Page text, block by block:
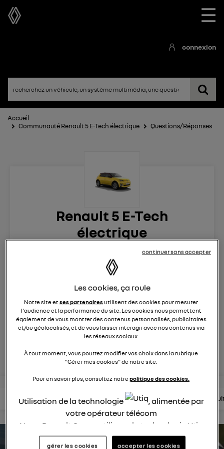
☰
connexion
Accueil
Communauté Renault 5 E-Tech électrique
Questions/Réponses
Renault 5 E-Tech
électrique
électriques RENAULT
électrise son époque
posez une question
lire les questions lire les articles consultez la brochure
estimez votre autonomie
Les cookies, ça roule
Notre site etses partenairesutilisent des cookies pour mesurer
l'audience et la performance du site. Les cookies nous permettent
également de vous montrer des contenus personnalisés, publicitaires
et/ou géolocalisés, et de vous laisser interagir avec nos contenus via
les réseaux sociaux.
À tout moment, vous pourrez modifier vos choix dans la rubrique
"Gérer mes cookies" de notre site.
Pour en savoir plus, consultez notrepolitique des cookies.
Utilisation de la technologie
, alimentée par
votre opérateur télécom
Nous, Renault Group, utilisons la technologie Utiq
pour nos activités digitales (telles que décrites
gérer les cookies accepter les cookies
continuer sans accepter